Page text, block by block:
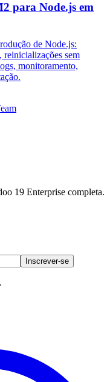
para Node.js em
de Node.js:
reinicializações sem
monitoramento,
19 Enterprise completa.
Inscrever-se